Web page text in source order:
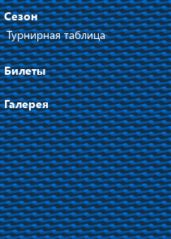
Сезон
Турнирная таблица
Билеты
Галерея